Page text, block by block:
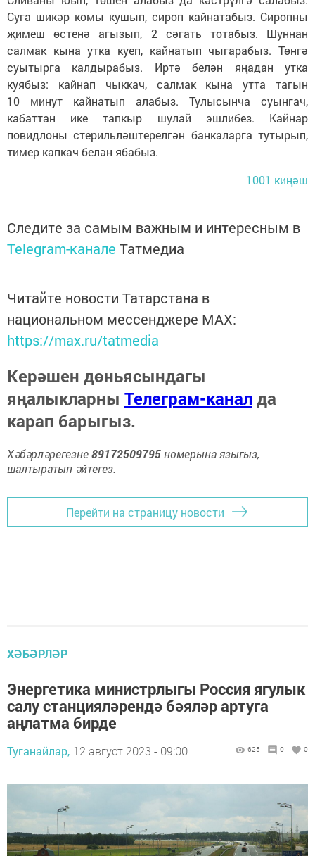
Суга шикәр комы кушып, сироп кайнатабыз. Сиропны
җимеш өстенә агызып, 2 сәгать тотабыз. Шуннан
салмак кына утка куеп, кайнатып чыгарабыз. Төнгә
суытырга калдырабыз. Иртә белән яңадан утка
куябыз: кайнап чыккач, салмак кына утта тагын
10 минут кайнатып алабыз. Тулысынча суынгач,
кабаттан ике тапкыр шулай эшлибез. Кайнар
повидлоны стерильләштерелгән банкаларга тутырып,
тимер капкач белән ябабыз.
1001 киңәш
Следите за самым важным и интересным в
Telegram-канале Татмедиа
Читайте новости Татарстана в
национальном мессенджере MАХ:
https://max.ru/tatmedia
Керәшен дөньясындагы
яңалыкларны Телеграм-каналда
карап барыгыз.
Хәбәрләрегезне89172509795номерына языгыз,
шалтыратып әйтегез.
Перейти на страницу новости
ХӘБӘРЛӘР
Энергетика министрлыгы Россия ягулык
салу станцияләрендә бәяләр артуга
аңлатма бирде
Туганайлар, 12 август 2023 - 09:00 625 0 0